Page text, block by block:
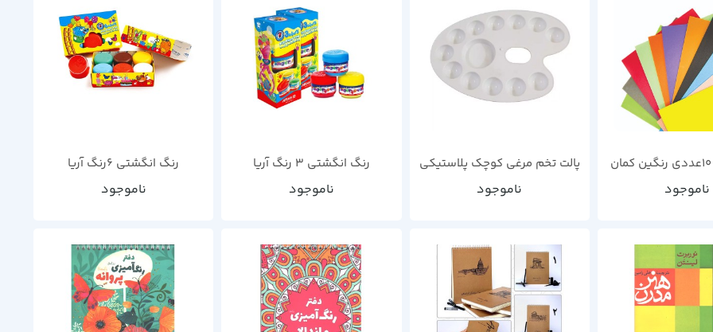
ناموجود
پالت تخم مرغی کوچک پلاستیکی
ناموجود
رنگ انگشتی 3 رنگ آریا
ناموجود
رنگ انگشتی 6رنگ آریا
ناموجود